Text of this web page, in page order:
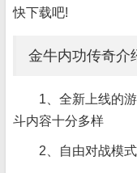
快下载吧!
金牛内功传奇介
1、全新上线的
斗内容十分多样
2、自由对战模